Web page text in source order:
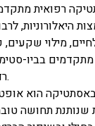
רפואית
היאלורוניות,
מילוי
בביו-
רדיאס, סקין בוסטר, וכדומה.
שנותנת תחושה